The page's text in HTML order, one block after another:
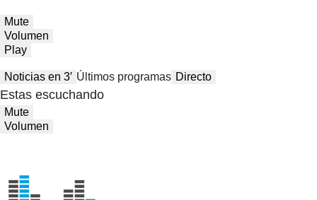
Mute
Volumen
Play
Noticias en 3′ Últimos programas Directo
Estas escuchando
Mute
Volumen